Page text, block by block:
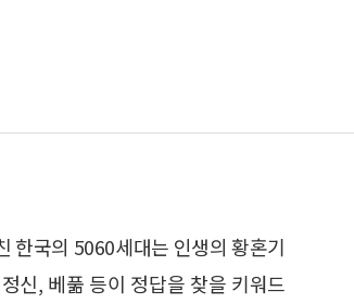
한국의 5060세대는 인생의 황혼기
신, 베풂 등이 정답을 찾을 키워드